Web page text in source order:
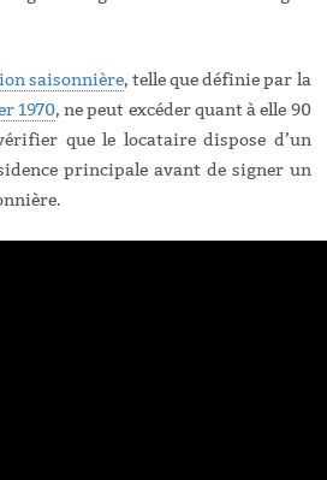
saisonnière, telle que définie par la
1970, ne peut excéder quant à elle 90
que le locataire dispose d’un
principale avant de signer un